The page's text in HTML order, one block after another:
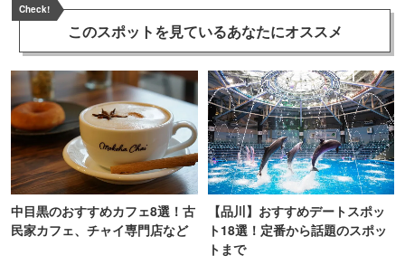
Check!
このスポットを見ているあなたにオススメ
中目黒のおすすめカフェ8選！古
民家カフェ、チャイ専門店など
【品川】おすすめデートスポッ
ト18選！定番から話題のスポッ
トまで